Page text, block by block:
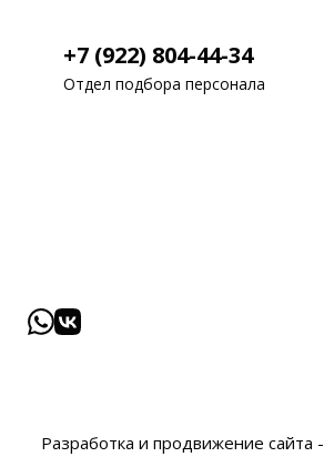
Разработка и продвижение сайта -
+7 (922) 804-44-34
Отдел подбора персонала